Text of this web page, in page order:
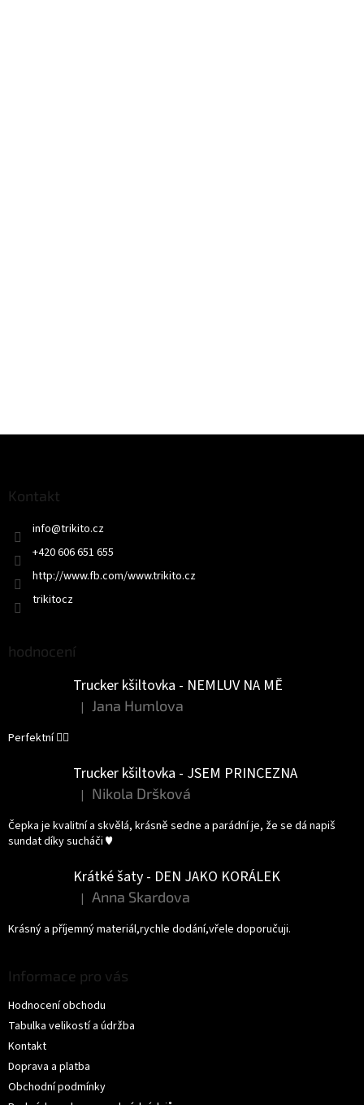
Kontakt
info@trikito.cz
+420 606 651 655
http://www.fb.com/www.trikito.cz
trikitocz
hodnocení
Trucker kšiltovka - NEMLUV NA MĚ
Hodnocení produktu je 5 z 5 hvězdiček.
| Jana Humlova
Perfektní 👌🏻
Trucker kšiltovka - JSEM PRINCEZNA
Hodnocení produktu je 5 z 5 hvězdiček.
| Nikola Dršková
Čepka je kvalitní a skvělá, krásně sedne a parádní je, že se dá napiš
sundat díky sucháči ♥️
Krátké šaty - DEN JAKO KORÁLEK
Hodnocení produktu je 5 z 5 hvězdiček.
| Anna Skardova
Krásný a příjemný materiál,rychle dodání,vřele doporučuji.
Informace pro vás
Hodnocení obchodu
Tabulka velikostí a údržba
Kontakt
Doprava a platba
Obchodní podmínky